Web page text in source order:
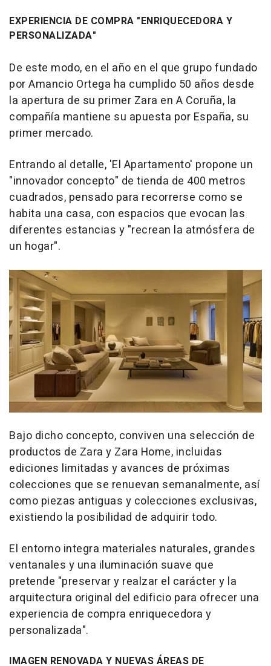
EXPERIENCIA DE COMPRA "ENRIQUECEDORA Y
PERSONALIZADA"
De este modo, en el año en el que grupo fundado
por Amancio Ortega ha cumplido 50 años desde
la apertura de su primer Zara en A Coruña, la
compañía mantiene su apuesta por España, su
primer mercado.
Entrando al detalle, 'El Apartamento' propone un
"innovador concepto" de tienda de 400 metros
cuadrados, pensado para recorrerse como se
habita una casa, con espacios que evocan las
diferentes estancias y "recrean la atmósfera de
un hogar".
Bajo dicho concepto, conviven una selección de
productos de Zara y Zara Home, incluidas
ediciones limitadas y avances de próximas
colecciones que se renuevan semanalmente, así
como piezas antiguas y colecciones exclusivas,
existiendo la posibilidad de adquirir todo.
El entorno integra materiales naturales, grandes
ventanales y una iluminación suave que
pretende "preservar y realzar el carácter y la
arquitectura original del edificio para ofrecer una
experiencia de compra enriquecedora y
personalizada".
IMAGEN RENOVADA Y NUEVAS ÁREAS DE